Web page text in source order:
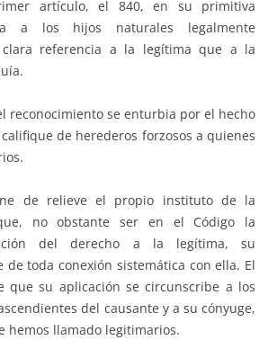
artículo, el 840, en su primitiva
a los hijos naturales legalmente
clara referencia a la legítima que a la
se enturbia por el hecho
de herederos forzosos a quienes
el propio instituto de la
no obstante ser en el Código la
del derecho a la legítima, su
de toda conexión sistemática con ella. El
que su aplicación se circunscribe a los
del causante y a su cónyuge,
hemos llamado legitimarios.